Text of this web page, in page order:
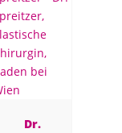
Dr.